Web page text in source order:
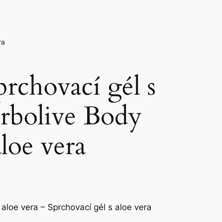
gél s
Body
vera
vera – Sprchovací gél s aloe vera